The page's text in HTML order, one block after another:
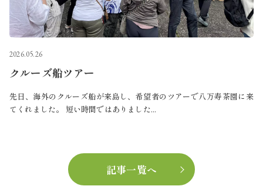
2026.05.26
クルーズ船ツアー
先日、海外のクルーズ船が来島し、希望者のツアーで八万寿茶園に来
てくれました。 短い時間ではありました...
記事一覧へ